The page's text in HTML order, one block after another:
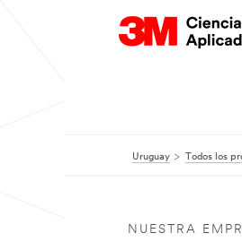
Uruguay Todos los
NUESTRA